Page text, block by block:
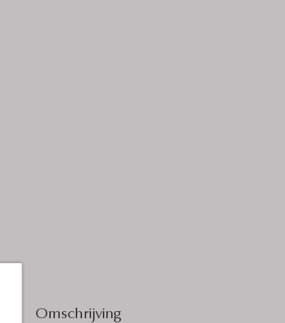
Omschrijving